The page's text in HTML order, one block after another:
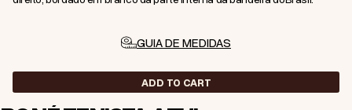
GUIA DE MEDIDAS
ADD TO CART